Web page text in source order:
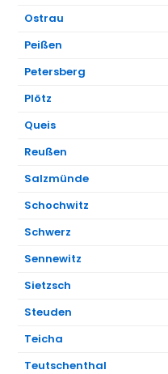
Ostrau
Peißen
Petersberg
Plötz
Queis
Reußen
Salzmünde
Schochwitz
Schwerz
Sennewitz
Sietzsch
Steuden
Teicha
Teutschenthal